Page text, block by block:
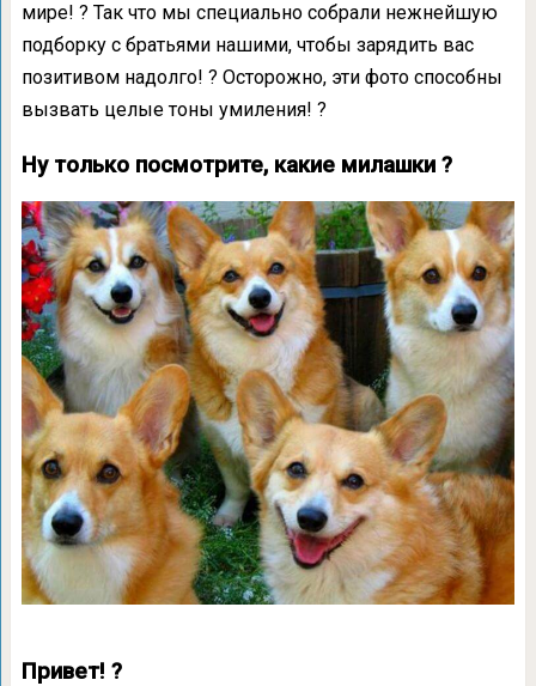
мире! ? Так что мы специально собрали нежнейшую
подборку с братьями нашими, чтобы зарядить вас
позитивом надолго! ? Осторожно, эти фото способны
вызвать целые тоны умиления! ?
Ну только посмотрите, какие милашки ?
Привет! ?